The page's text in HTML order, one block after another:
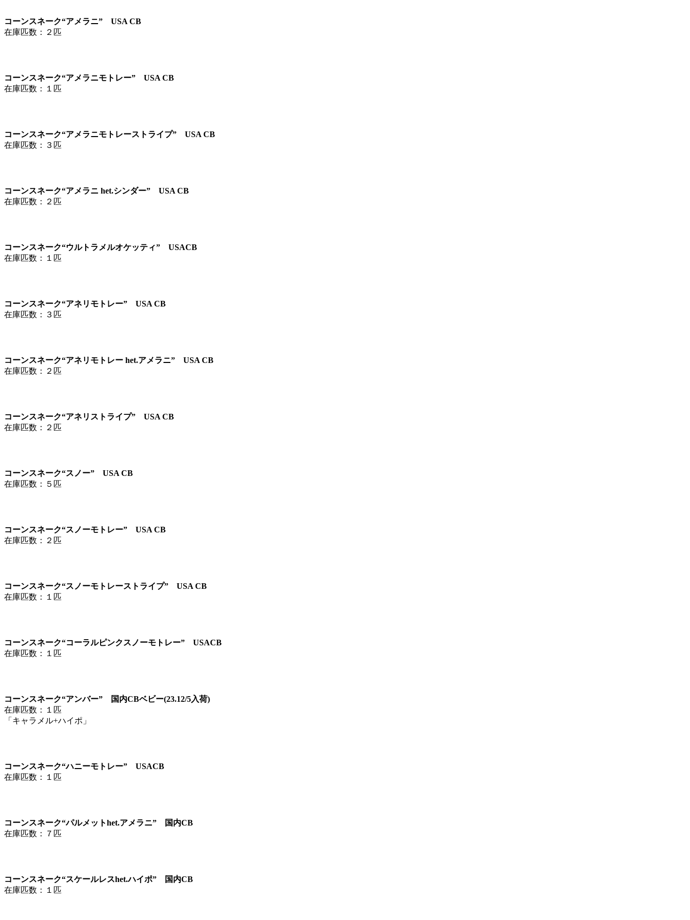
コーンスネーク“アメラニ” USA CB
在庫匹数：２匹
コーンスネーク“アメラニモトレー” USA CB
在庫匹数：１匹
コーンスネーク“アメラニモトレーストライプ” USA CB
在庫匹数：３匹
コーンスネーク“アメラニ het.シンダー” USA CB
在庫匹数：２匹
コーンスネーク“ウルトラメルオケッティ” USACB
在庫匹数：１匹
コーンスネーク“アネリモトレー” USA CB
在庫匹数：３匹
コーンスネーク“アネリモトレー het.アメラニ” USA CB
在庫匹数：２匹
コーンスネーク“アネリストライプ” USA CB
在庫匹数：２匹
コーンスネーク“スノー” USA CB
在庫匹数：５匹
コーンスネーク“スノーモトレー” USA CB
在庫匹数：２匹
コーンスネーク“スノーモトレーストライプ” USA CB
在庫匹数：１匹
コーンスネーク“コーラルピンクスノーモトレー” USACB
在庫匹数：１匹
コーンスネーク“アンバー” 国内CBベビー(23.12/5入荷)
在庫匹数：１匹
「キャラメル+ハイポ」
コーンスネーク“ハニーモトレー” USACB
在庫匹数：１匹
コーンスネーク“パルメットhet.アメラニ” 国内CB
在庫匹数：７匹
コーンスネーク“スケールレスhet.ハイポ” 国内CB
在庫匹数：１匹